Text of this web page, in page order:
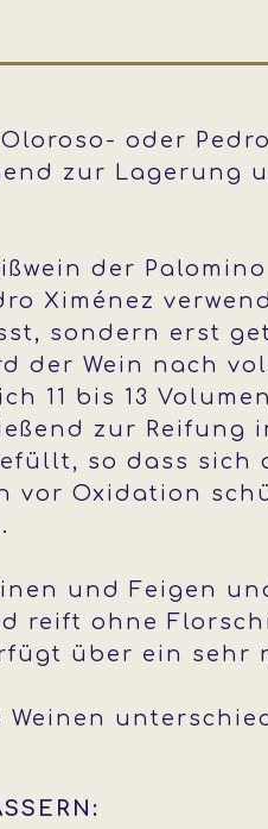
oder
zur Lagerung
der
Ximénez
sondern erst
der Wein nach
11 bis 13
zur Reifung
so dass sich
vor Oxidation
und Feigen
reift ohne
über ein sehr
Weinen